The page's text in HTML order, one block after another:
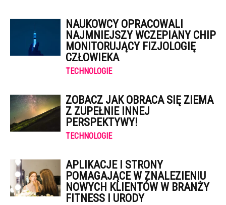
NAUKOWCY OPRACOWALI
NAJMNIEJSZY WCZEPIANY CHIP
MONITORUJĄCY FIZJOLOGIĘ
CZŁOWIEKA
TECHNOLOGIE
ZOBACZ JAK OBRACA SIĘ ZIEMA
Z ZUPEŁNIE INNEJ
PERSPEKTYWY!
TECHNOLOGIE
APLIKACJE I STRONY
POMAGAJĄCE W ZNALEZIENIU
NOWYCH KLIENTÓW W BRANŻY
FITNESS I URODY